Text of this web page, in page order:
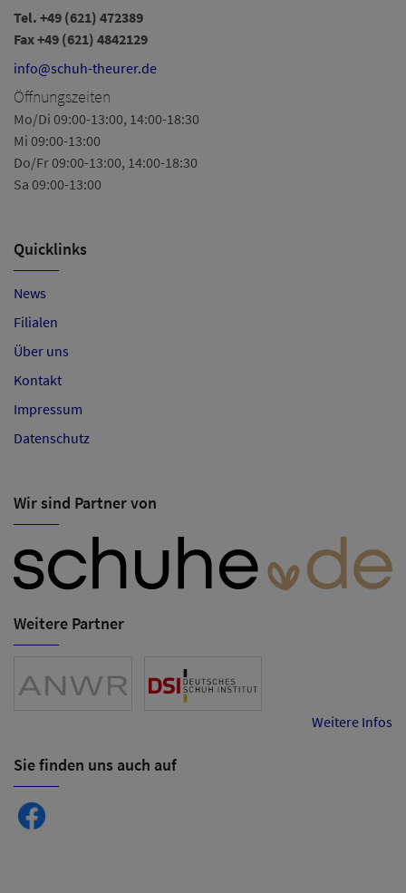
Tel. +49 (621) 472389
Fax +49 (621) 4842129
info@schuh-theurer.de
Öffnungszeiten
Mo/Di 09:00-13:00, 14:00-18:30
Mi 09:00-13:00
Do/Fr 09:00-13:00, 14:00-18:30
Sa 09:00-13:00
Quicklinks
News
Filialen
Über uns
Kontakt
Impressum
Datenschutz
Wir sind Partner von
Weitere Partner
Weitere Infos
Sie finden uns auch auf